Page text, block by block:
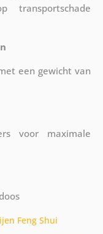
een gewicht van
voor maximale
Feng Shui